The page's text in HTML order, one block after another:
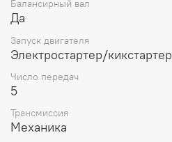
Балансирный вал
Да
Запуск двигателя
Электростартер/кикстартер
Число передач
5
Трансмиссия
Механика